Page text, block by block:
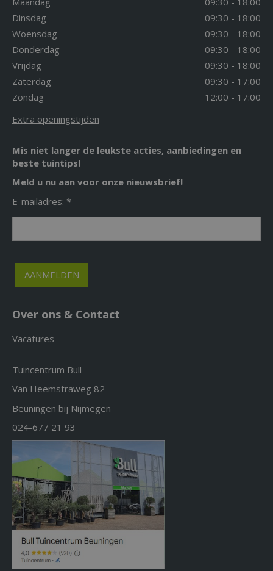
Dinsdag
09:30 - 18:00
Woensdag
09:30 - 18:00
Donderdag
09:30 - 18:00
Vrijdag
09:30 - 18:00
Zaterdag
09:30 - 17:00
Zondag
12:00 - 17:00
Extra openingstijden
Mis niet langer de leukste acties, aanbiedingen en
beste tuintips!
Meld u nu aan voor onze nieuwsbrief!
E-mailadres: *
Over ons & Contact
Vacatures
Tuincentrum Bull
Van Heemstraweg 82
Beuningen bij Nijmegen
024-677 21 93